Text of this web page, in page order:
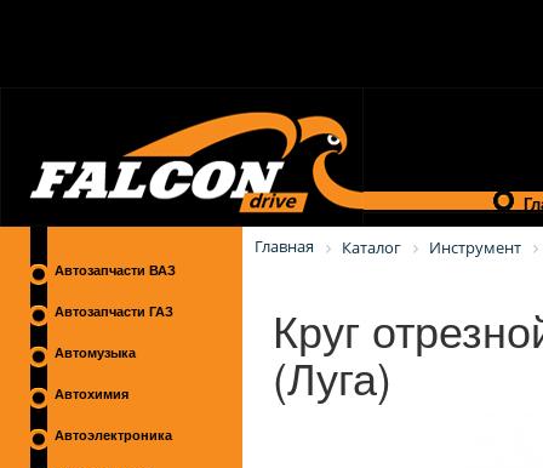
Автозапчасти ВАЗ
Автозапчасти ГАЗ
Автомузыка
Автохимия
Автоэлектроника
Главная Каталог Инструмент
Круг
(Луга)